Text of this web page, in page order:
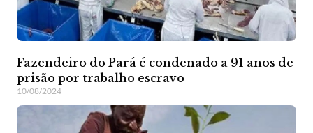
Fazendeiro do Pará é condenado a 91 anos de
prisão por trabalho escravo
10/08/2024